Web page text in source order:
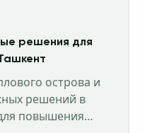
решения для
острова и
решений в
повышения